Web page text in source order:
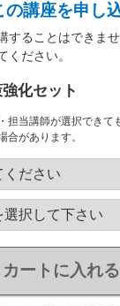
の講座を申し
することはできま
ください。
化セット
担当講師が選択できて
合があります。
カートに入れる